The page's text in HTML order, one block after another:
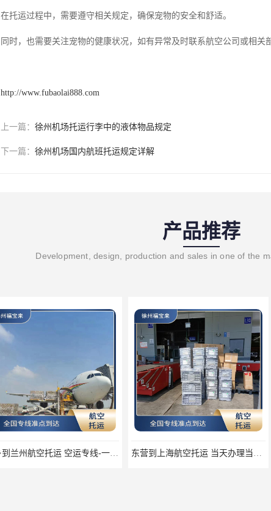
在托运过程中，需要遵守相关规定，确保宠物的安全和舒适。
同时，也需要关注宠物的健康状况，如有异常及时联系航空公司或相关
http://www.fubaolai888.com
上一篇： 徐州机场托运行李中的液体物品规定
下一篇： 徐州机场国内航班托运规定详解
产品推荐
Development, design, production and sales in one of the
新乡到兰州航空托运 空运专线-一站式服务 东营到上海航空托运 当天办理当天到达